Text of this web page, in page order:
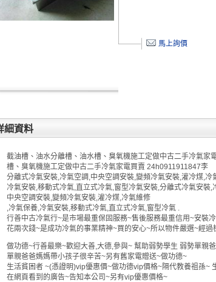
馬上詢價
細資料
截油槽、油水分離槽、油水槽、臭氧機施工定做中古二手冷氣
槽、臭氧機施工定做中古二手冷氣家電買賣 24h0911911847李
分離式冷氣安裝,冷氣空調,中央空調安裝,變頻冷氣安裝,灌冷煤,冷
冷氣安裝,移動式冷氣,直立式冷氣,窗型冷氣安裝,分離式冷氣安裝,
中央空調安裝,變頻冷氣安裝,灌冷煤,冷氣維修
,冷氣保養,冷氣安裝,移動式冷氣,直立式冷氣,窗型冷氣 .
行善中古冷氣行~是市場最重保固服務~售後服務最重信用~安裝
花兩次錢~是成功冷氣的事業精神~買的安心~所以物件嚴選~經
做功德~行善最樂~歡迎大善,大德,參與~ 幫助弱勢學生 弱勢單親
單親爸爸媽媽帶小孩子很辛苦~另有舊家電贈送~做功德~
生活貧困者 ~(憑證明)vip優惠價~做功德vip價格~隔代教養祖孫~
在網頁看到的廣告~告知本公司~另有vip優惠價格~